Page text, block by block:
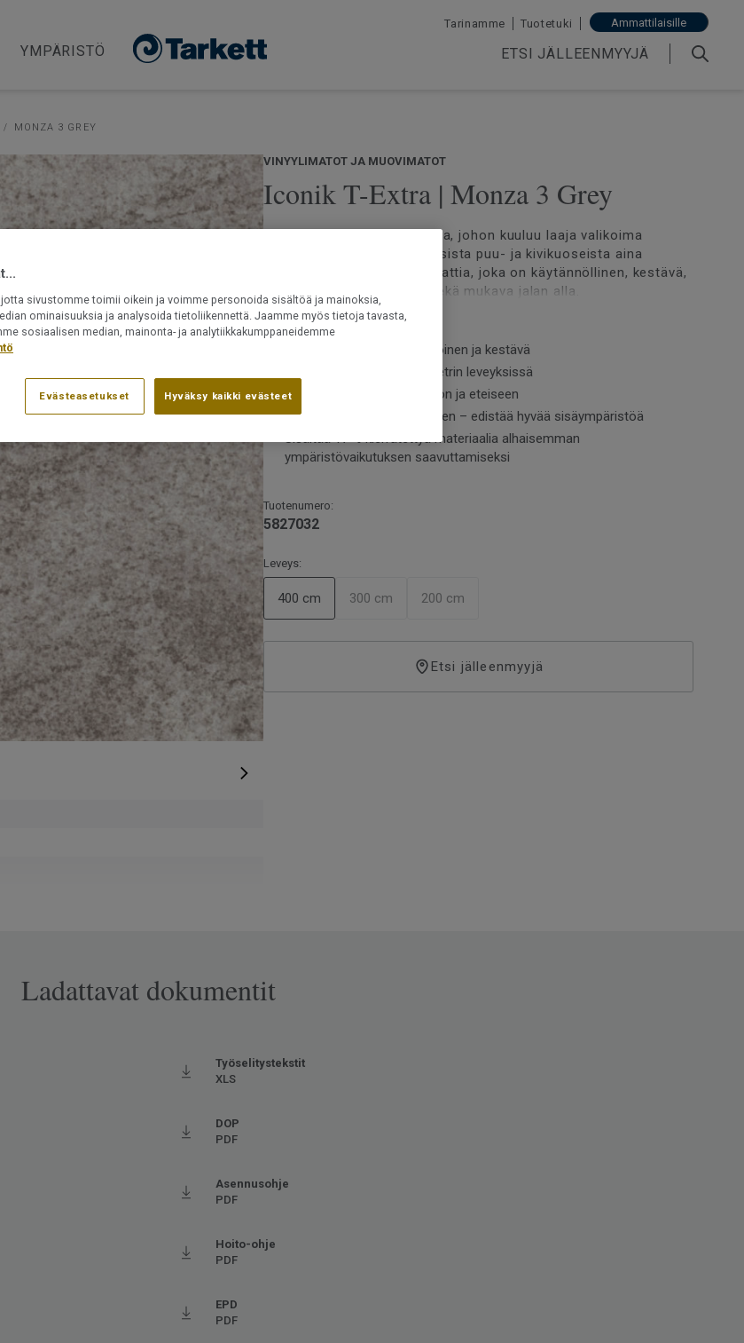
YMPÄRISTÖ
Tarinamme Tuotetuki Ammattilaisille
ETSI JÄLLEENMYYJÄ
MONZA 3 GREY
VINYYLIMATOT JA MUOVIMATOT
Iconik T-Extra | Monza 3 Grey
Iconik T-Extra on vinyylilattia, johon kuuluu laaja valikoima
ajattomia kuoseja luonnollisista puu- ja kivikuoseista aina
klassisiin shakkiruutuihin. Lattia, joka on käytännöllinen, kestävä,
helppohoitoinen, tyylikäs sekä mukava jalan alla.
Lue lisää
Käytännöllinen, helppohoitoinen ja kestävä
Rullat saatavilla 2, 3 ja 4 metrin leveyksissä
Sopii erityisen hyvin keittiöön ja eteiseen
Ftalaatiton ja vähäpäästöinen – edistää hyvää sisäympäristöä
Sisältää 17 % kierrätettyä materiaalia alhaisemman
ympäristövaikutuksen saavuttamiseksi
Tuotenumero:
5827032
Leveys:
400 cm 300 cm 200 cm
Etsi jälleenmyyjä
Ladattavat dokumentit
Työselitystekstit
XLS
DOP
PDF
Asennusohje
PDF
Hoito-ohje
PDF
EPD
PDF
sivustomme toimii oikein ja voimme personoida sisältöä ja mainoksia,
ominaisuuksia ja analysoida tietoliikennettä. Jaamme myös tietoja tavasta,
sosiaalisen median, mainonta- ja analytiikkakumppaneidemme
Evästeasetukset Hyväksy kaikki evästeet